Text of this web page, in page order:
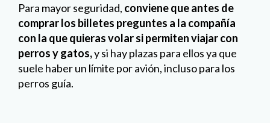
Para mayor seguridad, conviene que antes de
comprar los billetes preguntes a la compañía
con la que quieras volar si permiten viajar con
perros y gatos,y si hay plazas para ellos ya que
suele haber un límite por avión, incluso para los
perros guía.